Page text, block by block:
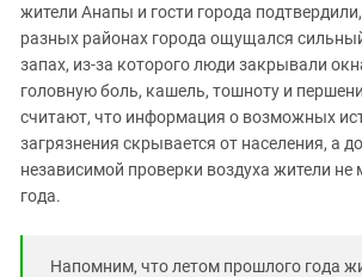
жители Анапы и гости города
разных районах города ощущался
запах, из-за которого люди закрывали
головную боль, кашель, тошноту и
считают, что информация о возможных
загрязнения скрывается от населения, а
независимой проверки воздуха жители не
года.
Напомним, что летом прошлого года